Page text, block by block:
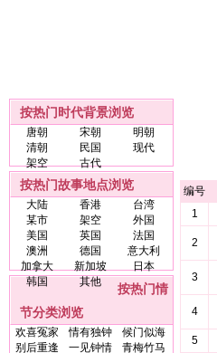
按热门时代背景浏览
唐朝 宋朝
明朝
清朝
民国
现代
架空
古代
按热门故事地点浏览
大陆 香港
台湾
某市
架空
外国
美国
英国
法国
澳洲
德国
意大利
加拿大
新加坡
日本
韩国
其他
按热门情
节分类浏览
欢喜冤家 情有独钟
候门似海
别后重逢
一见钟情
青梅竹马
编号
1
2
3
4
5